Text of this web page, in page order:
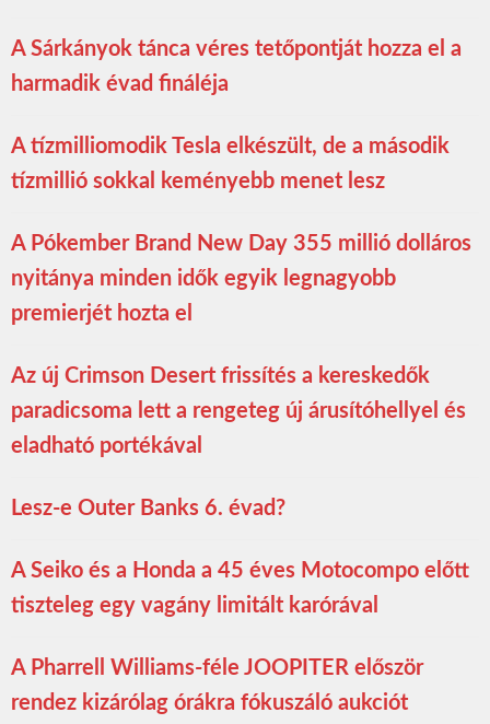
A Sárkányok tánca véres tetőpontját hozza el a
harmadik évad fináléja
A tízmilliomodik Tesla elkészült, de a második
tízmillió sokkal keményebb menet lesz
A Pókember Brand New Day 355 millió dolláros
nyitánya minden idők egyik legnagyobb
premierjét hozta el
Az új Crimson Desert frissítés a kereskedők
paradicsoma lett a rengeteg új árusítóhellyel és
eladható portékával
Lesz-e Outer Banks 6. évad?
A Seiko és a Honda a 45 éves Motocompo előtt
tiszteleg egy vagány limitált karórával
A Pharrell Williams-féle JOOPITER először
rendez kizárólag órákra fókuszáló aukciót